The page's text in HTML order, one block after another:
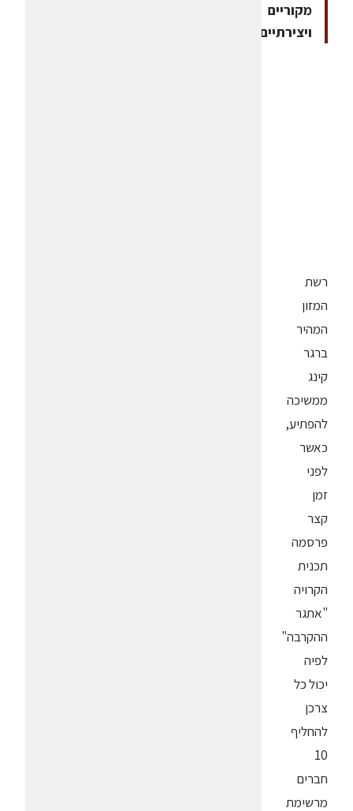
מקוריים
ויצירתיים
רשת
המזון
המהיר
ברגר
קינג
ממשיכה
להפתיע,
כאשר
לפני
זמן
קצר
פרסמה
תכנית
הקרויה
"אתגר
ההקרבה"
לפיה
יכול כל
צרכן
להחליף
10
חברים
מרשימת